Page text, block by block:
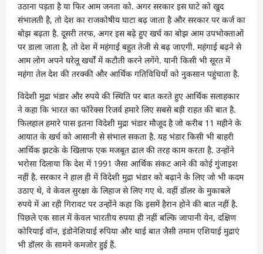
उठाना पड़ता है या फिर आम जनता को. अगर सरकार इस घाटे को खुद
संभालती है, तो देश का राजकोषीय घाटा बढ़ जाता है और सरकार पर कर्ज का
बोझ बढ़ता है. दूसरी तरफ, अगर इस बढ़े हुए खर्च का बोझ आम उपभोक्ताओं
पर डाला जाता है, तो देश में महंगाई बहुत तेजी से बढ़ जाएगी. महंगाई बढ़ने से
आम लोग अपने घरेलू खर्चों में कटौती करने लगेंगे. यानी किसी भी सूरत में
महंगा तेल देश की तरक्की और आर्थिक गतिविधियों को नुकसान पहुंचाता है.
विदेशी मुद्रा भंडार और रुपये की स्थिति पर बात करते हुए आर्थिक सलाहकार
ने कहा कि भारत का फॉरेक्स रिजर्व हमारे लिए सबसे बड़ी राहत की बात है.
फिलहाल हमारे पास इतना विदेशी मुद्रा भंडार मौजूद है जो करीब 11 महीने के
आयात के खर्च को आसानी से संभाल सकता है. यह भंडार किसी भी बाहरी
आर्थिक झटके के खिलाफ एक मजबूत ढाल की तरह काम करता है. उन्होंने
भरोसा दिलाया कि देश में 1991 जैसा आर्थिक संकट आने की कोई गुंजाइश
नहीं है. सरकार ने हाल ही में विदेशी मुद्रा भंडार को बढ़ाने के लिए जो भी कदम
उठाए थे, वे केवल सुरक्षा के लिहाज से लिए गए थे. वहीं डॉलर के मुकाबले
रुपये में आ रही गिरावट पर उन्होंने कहा कि इसमें हैरान होने की बात नहीं है.
पिछले एक साल में केवल भारतीय रुपया ही नहीं बल्कि जापानी येन, दक्षिण
कोरियाई वॉन, इंडोनेशियाई रुपिया और थाई बात जैसी तमाम एशियाई मुद्राएं
भी डॉलर के सामने कमजोर हुई हैं.